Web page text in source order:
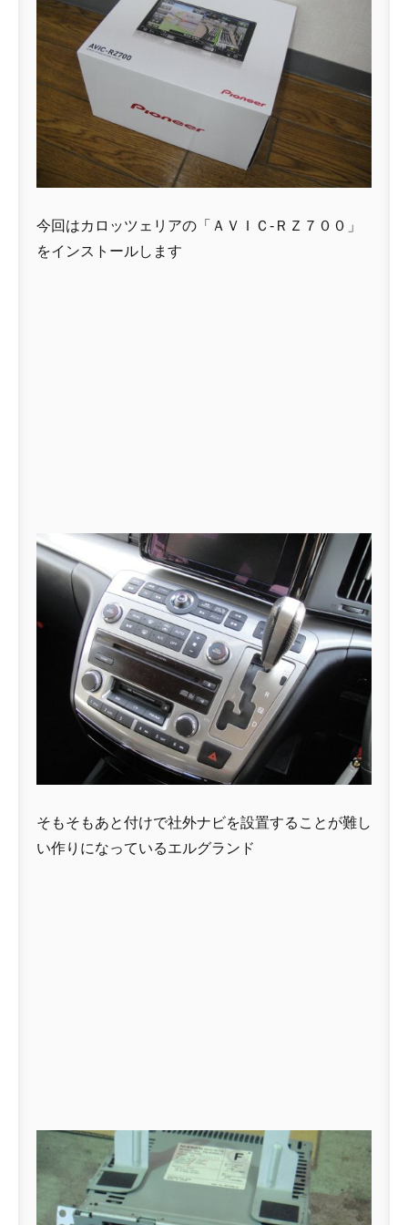
今回はカロッツェリアの「ＡＶＩＣ-ＲＺ７００」
をインストールします
そもそもあと付けで社外ナビを設置することが難し
い作りになっているエルグランド